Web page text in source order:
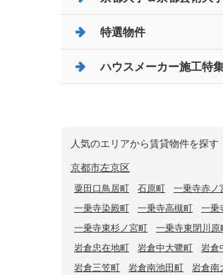
特選物件
ハウスメーカー施工特
人気のエリアから賃貸物件を探す
京都市左京区
粟田口鳥居町 石原町 一乗寺赤ノ
一乗寺染殿町
一乗寺高槻町 一乗
一乗寺東杉ノ宮町
一乗寺東閉川原
岩倉忠在地町
岩倉中大鷺町 岩倉
岩倉三笠町
岩倉南池田町 岩倉南